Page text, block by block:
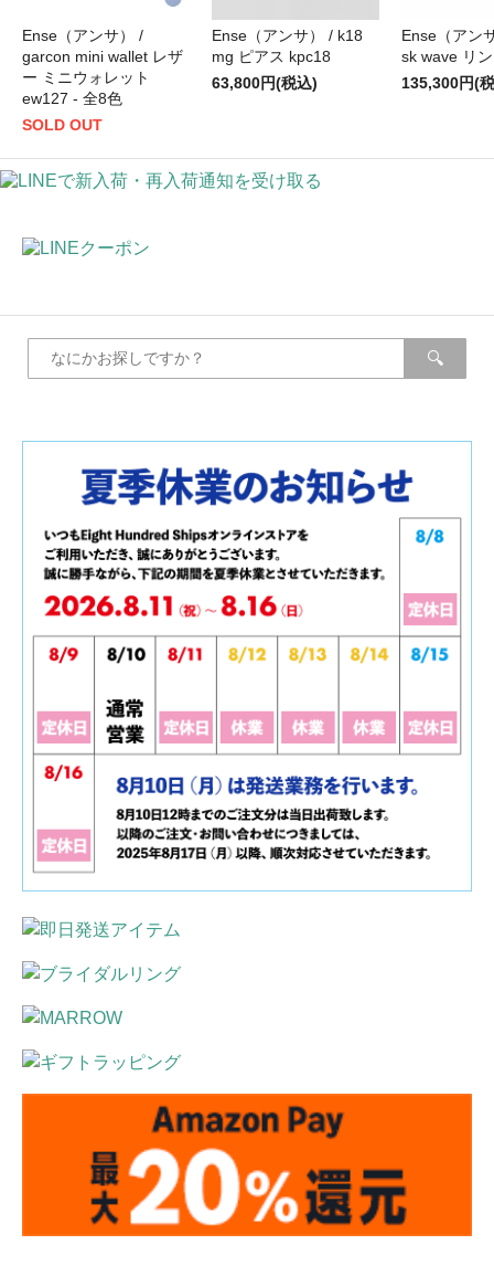
Ense（アンサ） /
garcon mini wallet レザ
ー ミニウォレット
ew127 - 全8色
SOLD OUT
Ense（アンサ） / k18
mg ピアス kpc18
63,800円(税込)
Ense（アン
sk wave リ
135,300円(